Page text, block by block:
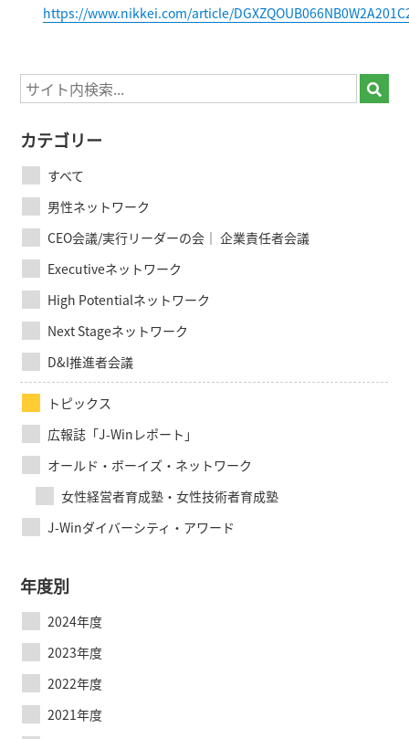
https://www.nikkei.com/article/
カテゴリー
すべて
男性ネットワーク
CEO会議/実行リーダーの会｜ 企業責任者会議
Executiveネットワーク
High Potentialネットワーク
Next Stageネットワーク
D&I推進者会議
トピックス
広報誌「J-Winレポート」
オールド・ボーイズ・ネットワーク
女性経営者育成塾・女性技術者育成塾
J-Winダイバーシティ・アワード
年度別
2024年度
2023年度
2022年度
2021年度